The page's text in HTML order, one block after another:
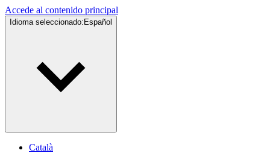
Accede al contenido principal
Idioma seleccionado: Español
Català